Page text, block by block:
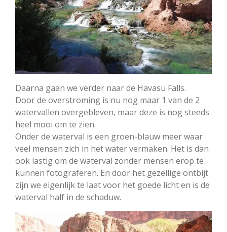
Daarna gaan we verder naar de Havasu Falls.
Door de overstroming is nu nog maar 1 van de 2
watervallen overgebleven, maar deze is nog steeds
heel mooi om te zien.
Onder de waterval is een groen-blauw meer waar
veel mensen zich in het water vermaken. Het is dan
ook lastig om de waterval zonder mensen erop te
kunnen fotograferen. En door het gezellige ontbijt
zijn we eigenlijk te laat voor het goede licht en is de
waterval half in de schaduw.